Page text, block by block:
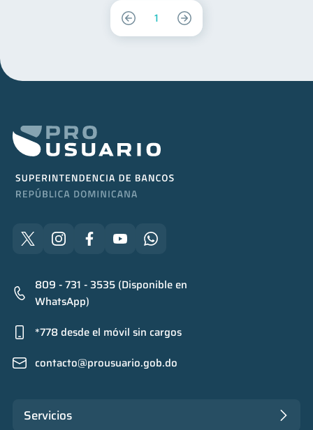
1
809 - 731 - 3535 (Disponible en
WhatsApp)
*778 desde el móvil sin cargos
contacto@prousuario.gob.do
Servicios